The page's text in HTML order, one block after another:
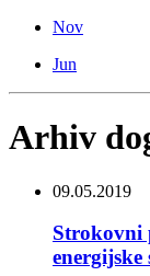
Nov
Jun
Arhiv
09.05.2019
Strokovni
energijske